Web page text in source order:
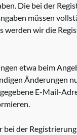
Die bei der
müssen
werden wir die
etwa beim
Änderungen
E-Mail-
bei der